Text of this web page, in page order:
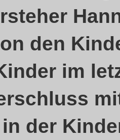
den
im
der